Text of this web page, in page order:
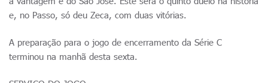
e, no Passo, só deu Zeca, com duas vitórias.
A preparação para o jogo de encerramento da Série C
terminou na manhã desta sexta.